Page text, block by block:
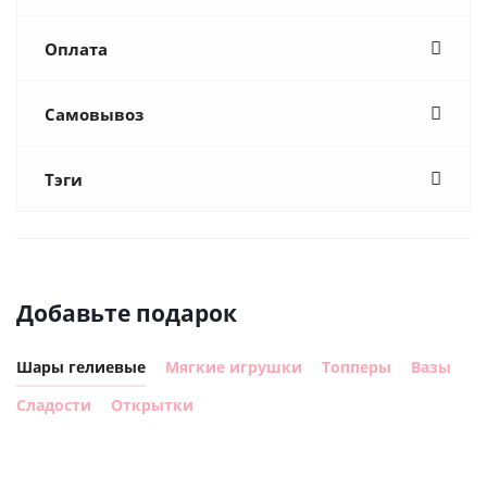
Оплата
Самовывоз
Тэги
Добавьте подарок
Шары гелиевые Мягкие игрушки Топперы
Вазы
Сладости
Открытки